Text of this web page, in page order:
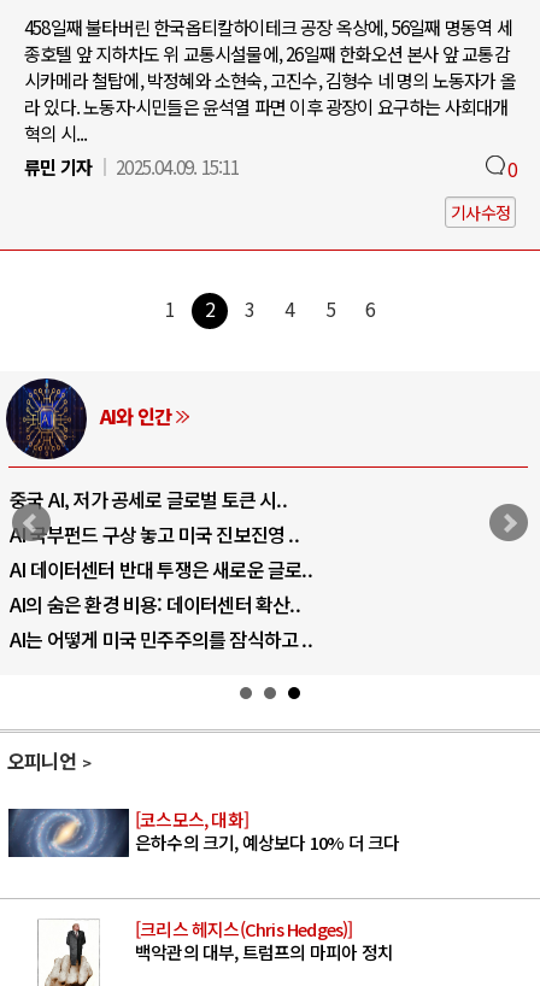
458일째 불타버린 한국옵티칼하이테크 공장 옥상에, 56일째 명동역 세
종호텔 앞 지하차도 위 교통시설물에, 26일째 한화오션 본사 앞 교통감
시카메라 철탑에, 박정혜와 소현숙, 고진수, 김형수 네 명의 노동자가 올
라 있다. 노동자·시민들은 윤석열 파면 이후 광장이 요구하는 사회대개
혁의 시...
류민 기자
2025.04.09. 15:11 0
기사수정
1 2 3 4 5 6
러시아-우크라이나 전쟁
전쟁의 추상화: 우크라이나, 대리전의 역..
EU·우크라이나 드론 협력 직후, 러시아..
나토, 우크라 군사지원 2027년까지 공..
우크라이나, 덴마크, 에스토니아, 네덜란..
러·우크라, 대규모 공습 주고받아…민간 ..
오피니언
[코스모스, 대화]
은하수의 크기, 예상보다 10% 더 크다
[크리스 헤지스(Chris Hedges)]
백악관의 대부, 트럼프의 마피아 정치